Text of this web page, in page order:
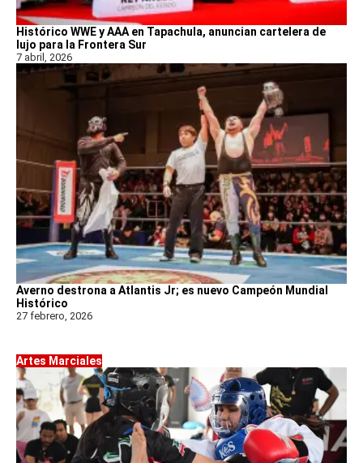
Histórico WWE y AAA en Tapachula, anuncian cartelera de
lujo para la Frontera Sur
7 abril, 2026
Averno destrona a Atlantis Jr; es nuevo Campeón Mundial
Histórico
27 febrero, 2026
Artes Marciales